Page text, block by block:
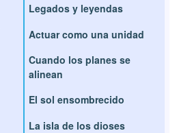
Legados y leyendas
Actuar como una unidad
Cuando los planes se
alinean
El sol ensombrecido
La isla de los dioses